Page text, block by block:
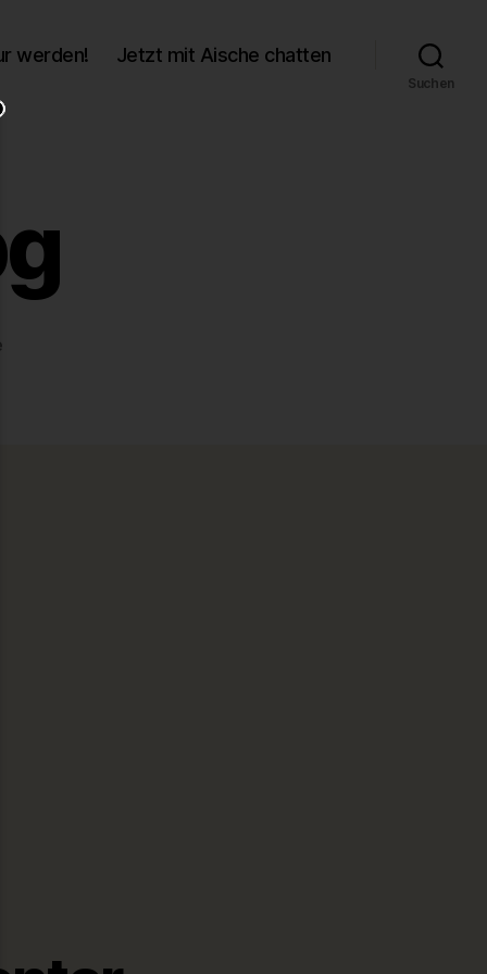
werden! Jetzt mit Aische chatten
Suchen
zu